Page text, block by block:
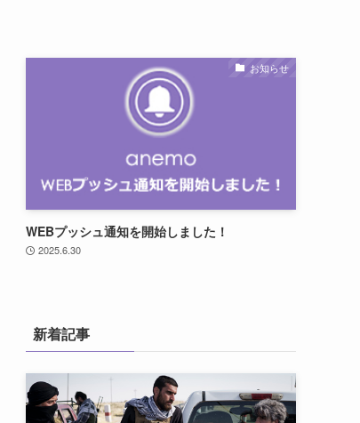
お知らせ
WEBプッシュ通知を開始しました！
2025.6.30
新着記事